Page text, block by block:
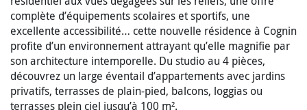
complète d’équipements scolaires et sportifs, une
excellente accessibilité… cette nouvelle résidence à Cognin
profite d’un environnement attrayant qu’elle magnifie par
son architecture intemporelle. Du studio au 4 pièces,
découvrez un large éventail d’appartements avec jardins
privatifs, terrasses de plain-pied, balcons, loggias ou
terrasses plein ciel jusqu’à 100 m².